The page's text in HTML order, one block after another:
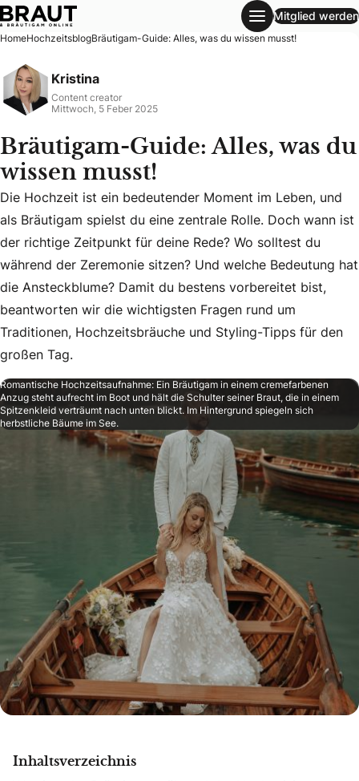
Bräutigam-Guide: Alles, was du wissen musst!
Mitglied werden
HomeHochzeitsblogBräutigam-Guide: Alles, was du wissen musst!
Kristina
Content creator
Mittwoch, 5 Feber 2025
Bräutigam-Guide: Alles, was du
wissen musst!
Die Hochzeit ist ein bedeutender Moment im Leben, und
Die Hochzeit ist ein bedeutender Moment im Leben, und
als Bräutigam spielst du eine zentrale Rolle. Doch wann ist
der richtige Zeitpunkt für deine Rede? Wo solltest du
während der Zeremonie sitzen? Und welche Bedeutung hat
die Ansteckblume? Damit du bestens vorbereitet bist,
beantworten wir die wichtigsten Fragen rund um
Traditionen, Hochzeitsbräuche und Styling-Tipps für den
großen Tag.
Romantische Hochzeitsaufnahme: Ein Bräutigam in einem cremefarbenen
Anzug steht aufrecht im Boot und hält die Schulter seiner Braut, die in einem
Spitzenkleid verträumt nach unten blickt. Im Hintergrund spiegeln sich
herbstliche Bäume im See.
Inhaltsverzeichnis